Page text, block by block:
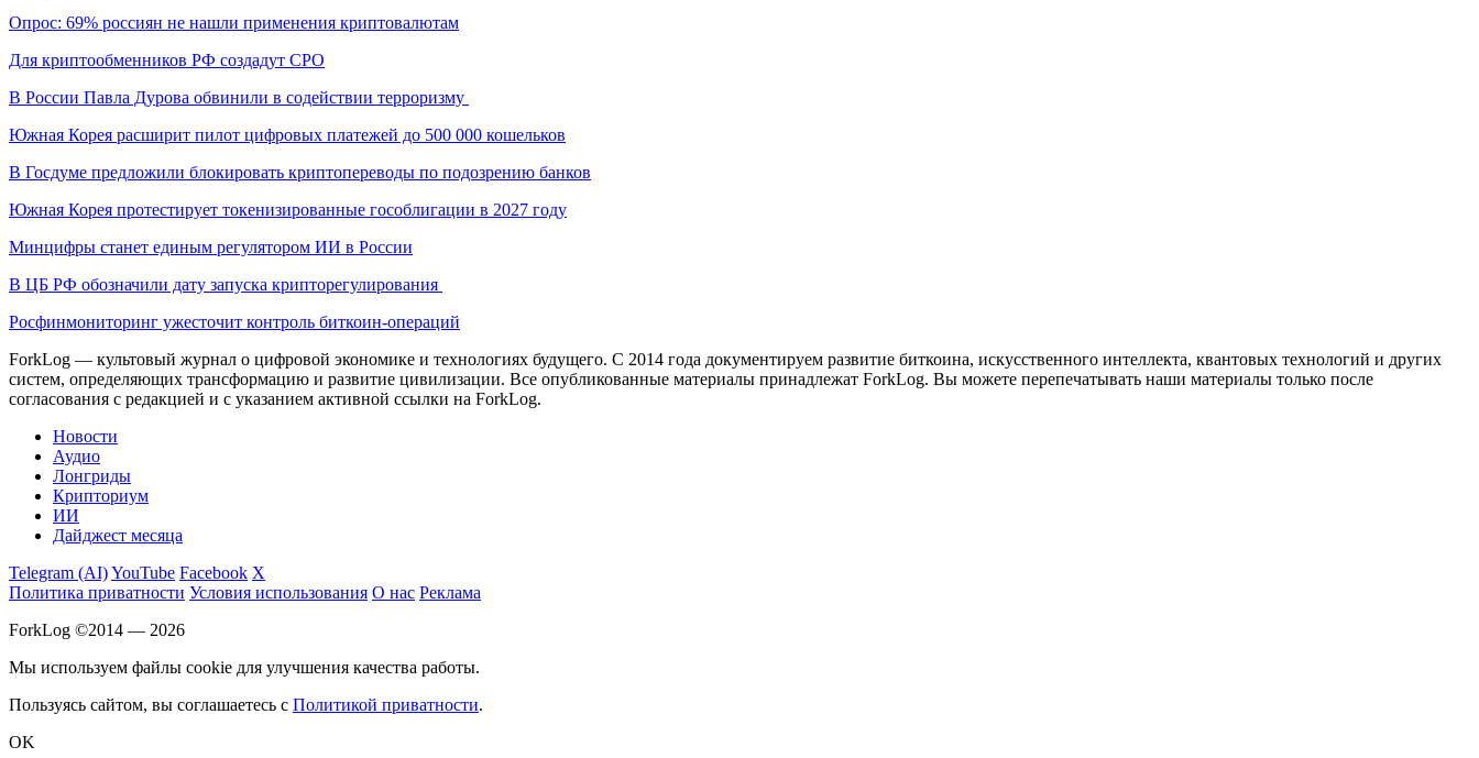
Опрос: 69% россиян не нашли применения криптовалютам
Для криптообменников РФ создадут СРО
В России Павла Дурова обвинили в содействии терроризму
Южная Корея расширит пилот цифровых платежей до 500 000 кошельков
В Госдуме предложили блокировать криптопереводы по подозрению банков
Южная Корея протестирует токенизированные гособлигации в 2027 году
Минцифры станет единым регулятором ИИ в России
В ЦБ РФ обозначили дату запуска крипторегулирования
Росфинмониторинг ужесточит контроль биткоин-операций
ForkLog — культовый журнал о цифровой экономике и технологиях будущего. С 2014 года документируем развитие биткоина, искусственного интеллекта, квантовых технологий и других
систем, определяющих трансформацию и развитие цивилизации. Все опубликованные материалы принадлежат ForkLog. Вы можете перепечатывать наши материалы только после
согласования с редакцией и с указанием активной ссылки на ForkLog.
Новости
Аудио
Лонгриды
Крипториум
ИИ
Дайджест месяца
Telegram (AI)YouTube Facebook X
Политика приватности Условия использования О нас Реклама
ForkLog ©2014 — 2026
Мы используем файлы cookie для улучшения качества работы.
Пользуясь сайтом, вы соглашаетесь с Политикой приватности.
OK